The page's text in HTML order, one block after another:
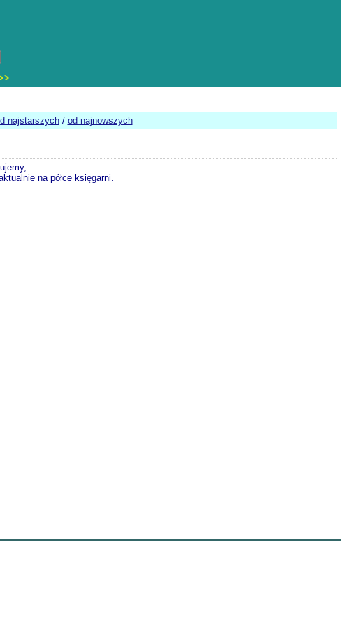
najstarszych/ od najnowszych
na półce księgarni.